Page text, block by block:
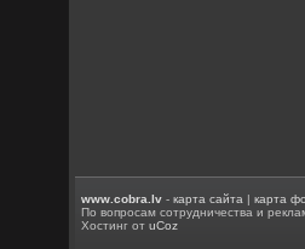
www.cobra.lv -карта сайта |карта
По вопросам сотрудничества и
Хостинг отuCoz